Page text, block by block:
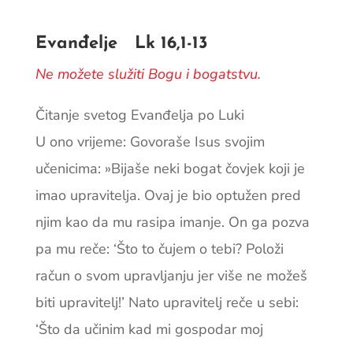
Evanđelje Lk 16,1-13
Ne možete služiti Bogu i bogatstvu.
Čitanje svetog Evanđelja po Luki
U ono vrijeme: Govoraše Isus svojim
učenicima: »Bijaše neki bogat čovjek koji je
imao upravitelja. Ovaj je bio optužen pred
njim kao da mu rasipa imanje. On ga pozva
pa mu reče: ‘Što to čujem o tebi? Položi
račun o svom upravljanju jer više ne možeš
biti upravitelj!’ Nato upravitelj reče u sebi:
‘Što da učinim kad mi gospodar moj